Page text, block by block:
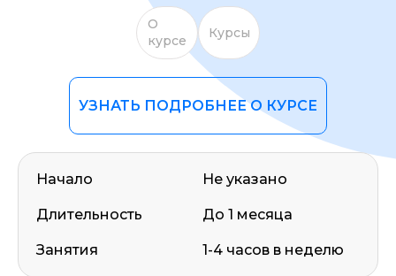
О
курсе
Курсы
УЗНАТЬ ПОДРОБНЕЕ О КУРСЕ
Начало
Длительность
Занятия
Не указано
До 1 месяца
1-4 часов в неделю